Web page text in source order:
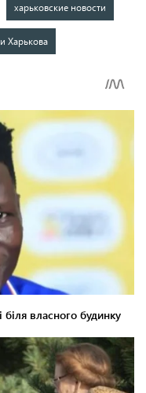
харьковские новости
Харькова